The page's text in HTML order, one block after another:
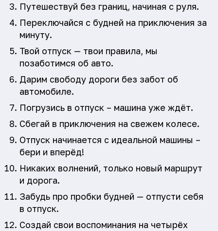
Путешествуй без границ, начиная с руля.
Переключайся с будней на приключения за
минуту.
Твой отпуск — твои правила, мы
позаботимся об авто.
Дарим свободу дороги без забот об
автомобиле.
Погрузись в отпуск – машина уже ждёт.
Сбегай в приключения на свежем колесе.
Отпуск начинается с идеальной машины –
бери и вперёд!
Никаких волнений, только новый маршрут
и дорога.
Забудь про пробки будней — отпусти себя
в отпуск.
Создай свои воспоминания на четырёх